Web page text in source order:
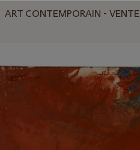
ART CONTEMPORAIN -